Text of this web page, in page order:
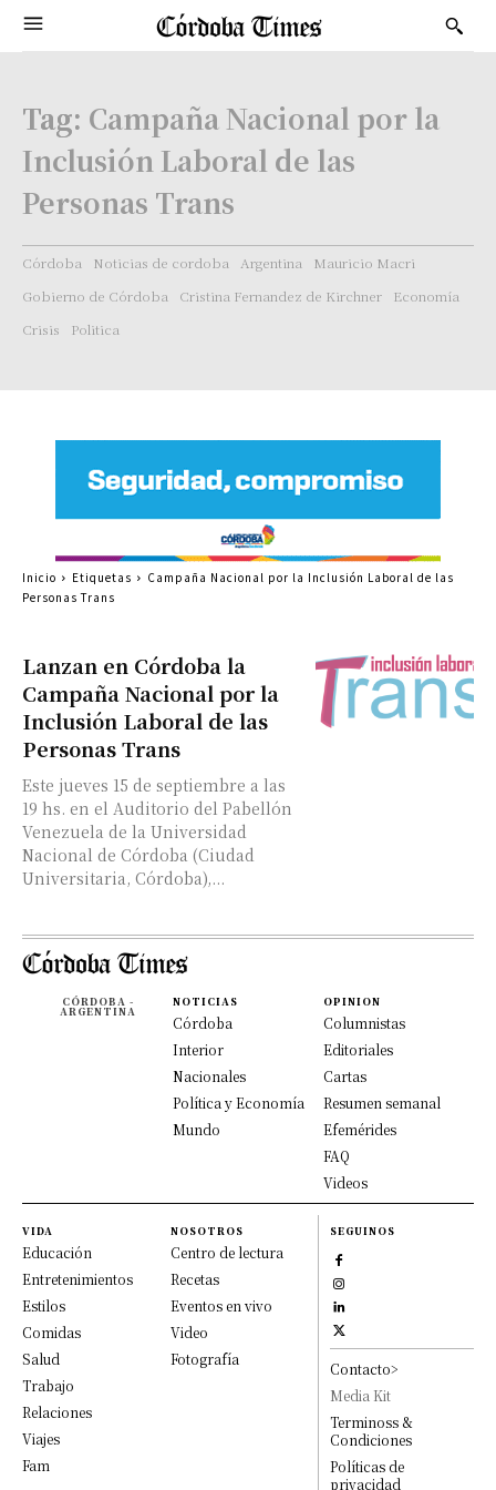
Tag: Campaña Nacional por la
Inclusión Laboral de las
Personas Trans
Córdoba Noticias de cordoba Argentina
Mauricio Macri
Gobierno de Córdoba
Cristina Fernandez de Kirchner
Economía
Crisis
Politica
Lanzan en Córdoba la
Campaña Nacional por la
Inclusión Laboral de las
Personas Trans
Este jueves 15 de septiembre a las
19 hs. en el Auditorio del Pabellón
Venezuela de la Universidad
Nacional de Córdoba (Ciudad
Universitaria, Córdoba),...
Inicio Etiquetas
Campaña Nacional por la Inclusión Laboral de las
Personas Trans
CÓRDOBA -
ARGENTINA
NOTICIAS
Córdoba
Interior
Nacionales
Política y Economía
Mundo
OPINION
Columnistas
Editoriales
Cartas
Resumen semanal
Efemérides
FAQ
Videos
VIDA
Educación
Entretenimientos
Estilos
Comidas
Salud
Trabajo
Relaciones
Viajes
Fam
NOSOTROS
Centro de lectura
Recetas
Eventos en vivo
Video
Fotografía
SEGUINOS
Contacto>
Media Kit
Terminoss &
Condiciones
Políticas de
privacidad